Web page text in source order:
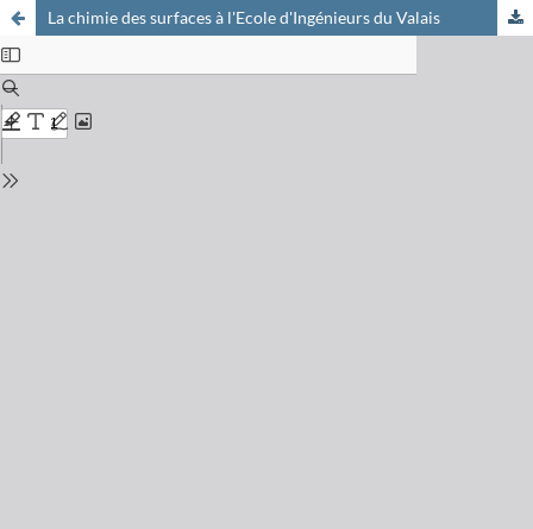
La chimie des surfaces à l'Ecole d'Ingénieurs du Valais